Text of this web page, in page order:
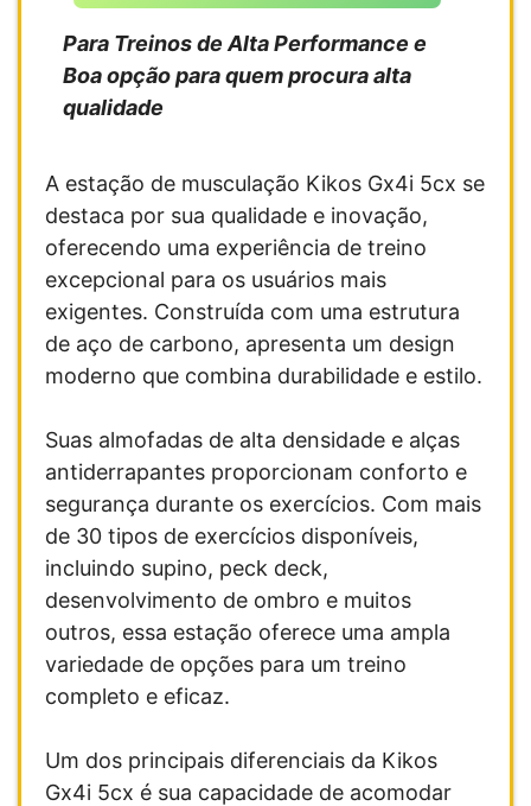
Para Treinos de Alta Performance e
Boa opção para quem procura alta
qualidade
A estação de musculação Kikos Gx4i 5cx se
destaca por sua qualidade e inovação,
oferecendo uma experiência de treino
excepcional para os usuários mais
exigentes. Construída com uma estrutura
de aço de carbono, apresenta um design
moderno que combina durabilidade e estilo.
Suas almofadas de alta densidade e alças
antiderrapantes proporcionam conforto e
segurança durante os exercícios. Com mais
de 30 tipos de exercícios disponíveis,
incluindo supino, peck deck,
desenvolvimento de ombro e muitos
outros, essa estação oferece uma ampla
variedade de opções para um treino
completo e eficaz.
Um dos principais diferenciais da Kikos
Gx4i 5cx é sua capacidade de acomodar